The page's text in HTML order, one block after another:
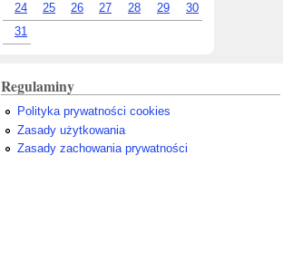
24
25 26 27 28 29
30
31
Regulaminy
Polityka prywatności cookies
Zasady użytkowania
Zasady zachowania prywatności